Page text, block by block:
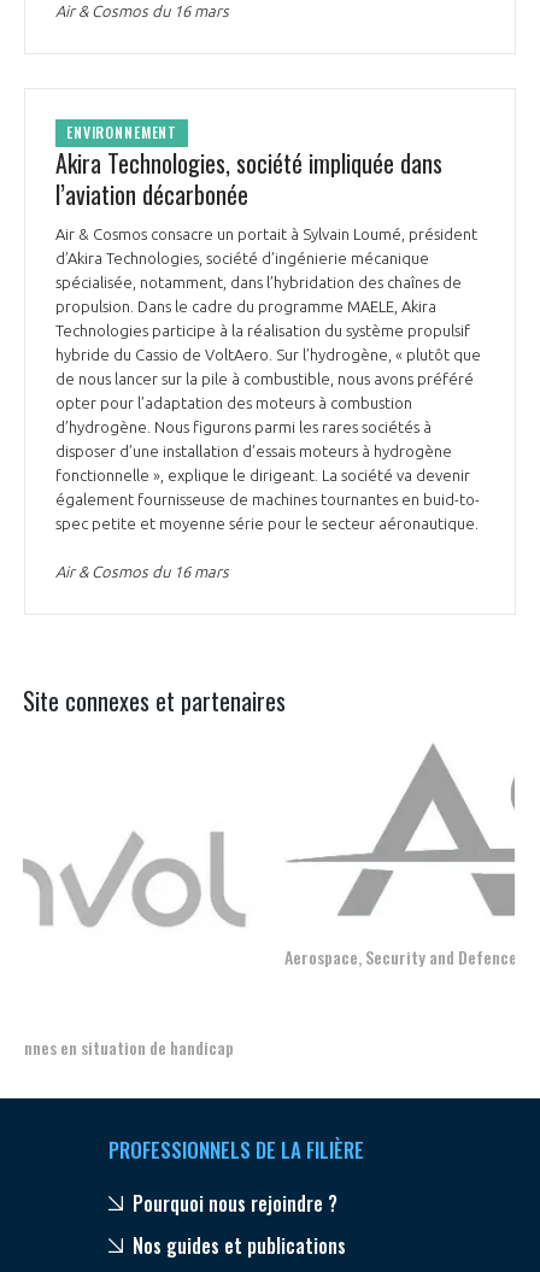
Air & Cosmos du 16 mars
ENVIRONNEMENT
Akira Technologies, société impliquée dans
l’aviation décarbonée
Air & Cosmos consacre un portait à Sylvain Loumé, président
d’Akira Technologies, société d’ingénierie mécanique
spécialisée, notamment, dans l’hybridation des chaînes de
propulsion. Dans le cadre du programme MAELE, Akira
Technologies participe à la réalisation du système propulsif
hybride du Cassio de VoltAero. Sur l’hydrogène, « plutôt que
de nous lancer sur la pile à combustible, nous avons préféré
opter pour l’adaptation des moteurs à combustion
d’hydrogène. Nous figurons parmi les rares sociétés à
disposer d’une installation d’essais moteurs à hydrogène
fonctionnelle », explique le dirigeant. La société va devenir
également fournisseuse de machines tournantes en buid-to-
spec petite et moyenne série pour le secteur aéronautique.
Air & Cosmos du 16 mars
Site connexes et partenaires
Aerospace, Security and Defence Industries Association of Europe
PROFESSIONNELS DE LA FILIÈRE
Pourquoi nous rejoindre ?
Nos guides et publications